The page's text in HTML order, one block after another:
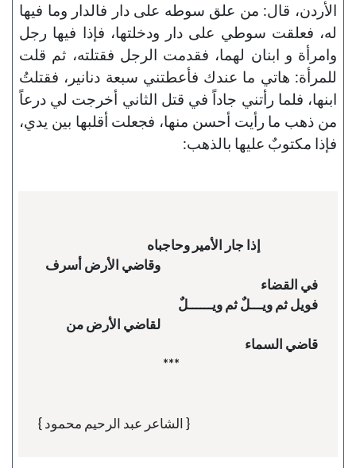
الأردن، قال: من علق سوطه على دار فالدار وما فيها
له، فعلقت سوطي على دار ودخلتها، فإذا فيها رجل
وامرأة و ابنان لهما، فقدمت الرجل فقتلته، ثم قلت
للمرأة: هاتي ما عندك فأعطتني سبعة دنانير، فقتلتُ
ابنها، فلما رأتني جاداً في قتل الثاني أخرجت لي درعاً
من ذهب ما رأيت أحسن منها، فجعلت أقلبها بين يدي،
فإذا مكتوبٌ عليها بالذهب:
{ الشاعر عبد الرحيم محمود }